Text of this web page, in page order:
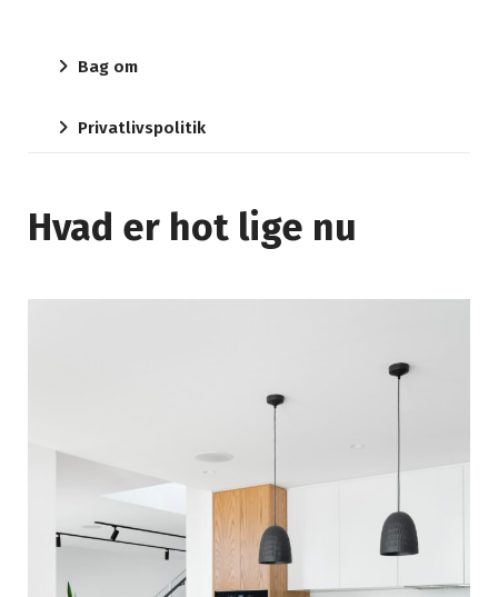
Bag om
Privatlivspolitik
Hvad er hot lige nu